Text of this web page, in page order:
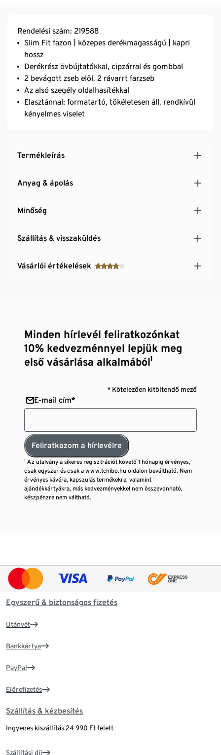
Rendelési szám: 219588
Slim Fit fazon | közepes derékmagasságú | kapri
hossz
Derékrész övbújtatókkal, cipzárral és gombbal
2 bevágott zseb elöl, 2 rávarrt farzseb
Az alsó szegély oldalhasítékkal
Elasztánnal: formatartó, tökéletesen áll, rendkívül
kényelmes viselet
Termékleírás
Anyag & ápolás
Minőség
Szállítás & visszaküldés
Vásárlói értékelések
Minden hírlevél feliratkozónkat
10% kedvezménnyel lepjük meg
első vásárlása alkalmából¹
* Kötelezően kitöltendő mező
E-mail cím*
Feliratkozom a hírlevélre
¹ Az utalvány a sikeres regisztrációt követő 1 hónapig érvényes,
csak egyszer és csak a www.tchibo.hu oldalon beváltható. Nem
érvényes kávéra, kapszulás termékekre, valamint
ajándékkártyákra, más kedvezményekkel nem összevonható,
készpénzre nem váltható.
Egyszerű & biztonságos fizetés
Utánvét
Bankkártya
PayPal
Előrefizetés
Szállítás & kézbesítés
Ingyenes kiszállítás 24 990 Ft felett
Szállítási díj